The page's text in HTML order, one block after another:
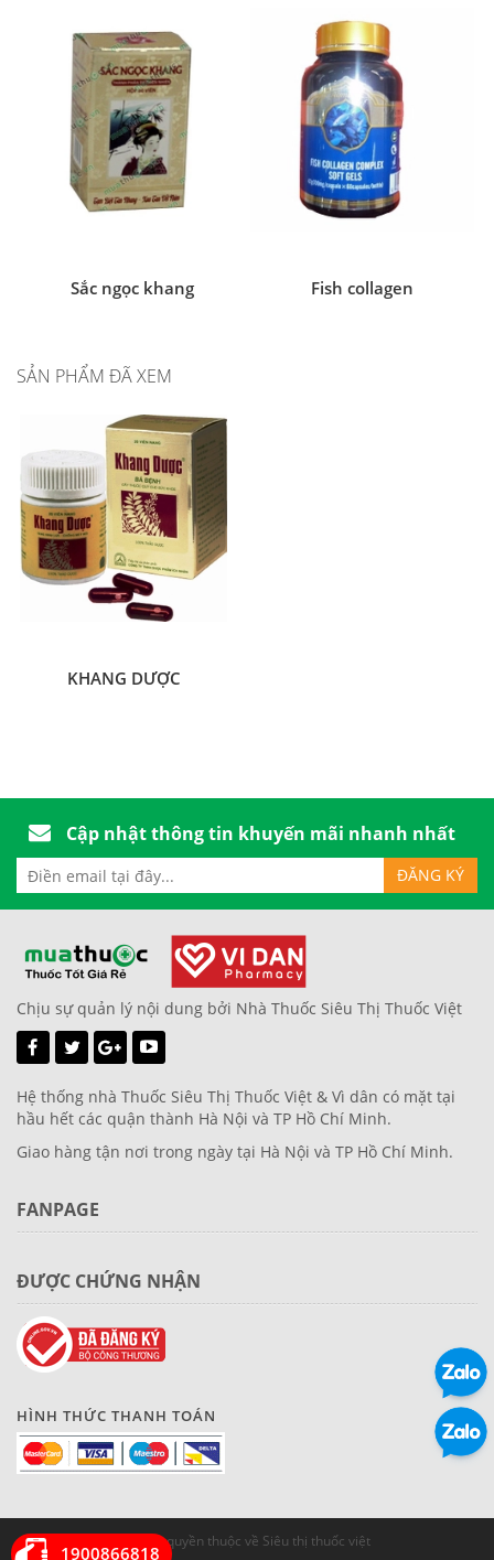
Sắc ngọc khang Fish collagen
SẢN PHẨM ĐÃ XEM
KHANG DƯỢC
1900866818
Cập nhật thông tin khuyến mãi nhanh nhất
Chịu sự quản lý nội dung bởi Nhà Thuốc Siêu Thị Thuốc Việt
Hệ thống nhà Thuốc Siêu Thị Thuốc Việt & Vì dân có mặt tại
hầu hết các quận thành Hà Nội và TP Hồ Chí Minh.
Giao hàng tận nơi trong ngày tại Hà Nội và TP Hồ Chí Minh.
FANPAGE
ĐƯỢC CHỨNG NHẬN
HÌNH THỨC THANH TOÁN
© Bản quyền thuộc về Siêu thị thuốc việt